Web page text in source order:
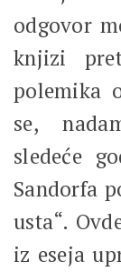
odgovor
knjizi
polemika
se,
sledeće
Sandorfa
usta“.
iz eseja